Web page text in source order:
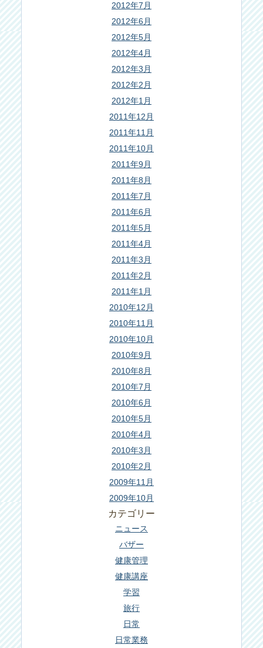
2012年7月
2012年6月
2012年5月
2012年4月
2012年3月
2012年2月
2012年1月
2011年12月
2011年11月
2011年10月
2011年9月
2011年8月
2011年7月
2011年6月
2011年5月
2011年4月
2011年3月
2011年2月
2011年1月
2010年12月
2010年11月
2010年10月
2010年9月
2010年8月
2010年7月
2010年6月
2010年5月
2010年4月
2010年3月
2010年2月
2009年11月
2009年10月
カテゴリー
ニュース
バザー
健康管理
健康講座
学習
旅行
日常
日常業務